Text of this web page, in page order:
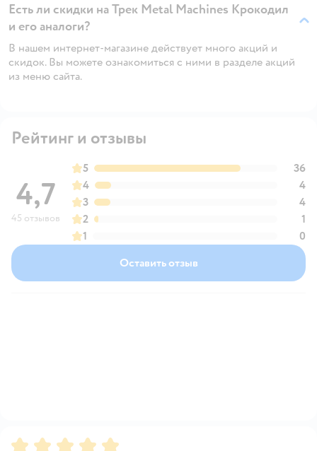
Есть ли скидки на Трек Metal Machines Крокодил
и его аналоги?
В нашем интернет-магазине действует много акций и
скидок. Вы можете ознакомиться с ними в разделе акций
из меню сайта.
Рейтинг и отзывы
4,7
45 отзывов
5
36
4
4
3
4
2
1
1
0
Оставить отзыв
Рейтинг:5